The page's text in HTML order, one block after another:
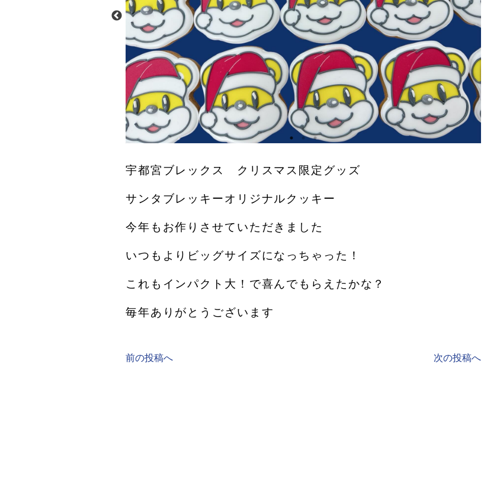
宇都宮ブレックス クリスマス限定グッズ
サンタブレッキーオリジナルクッキー
今年もお作りさせていただきました
いつもよりビッグサイズになっちゃった！
これもインパクト大！で喜んでもらえたかな？
毎年ありがとうございます
前の投稿へ 次の投稿へ